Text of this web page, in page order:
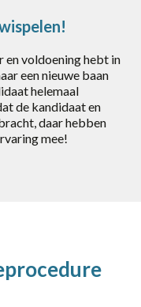
voldoening hebt in
een nieuwe baan
helemaal
de kandidaat en
daar hebben
mee!